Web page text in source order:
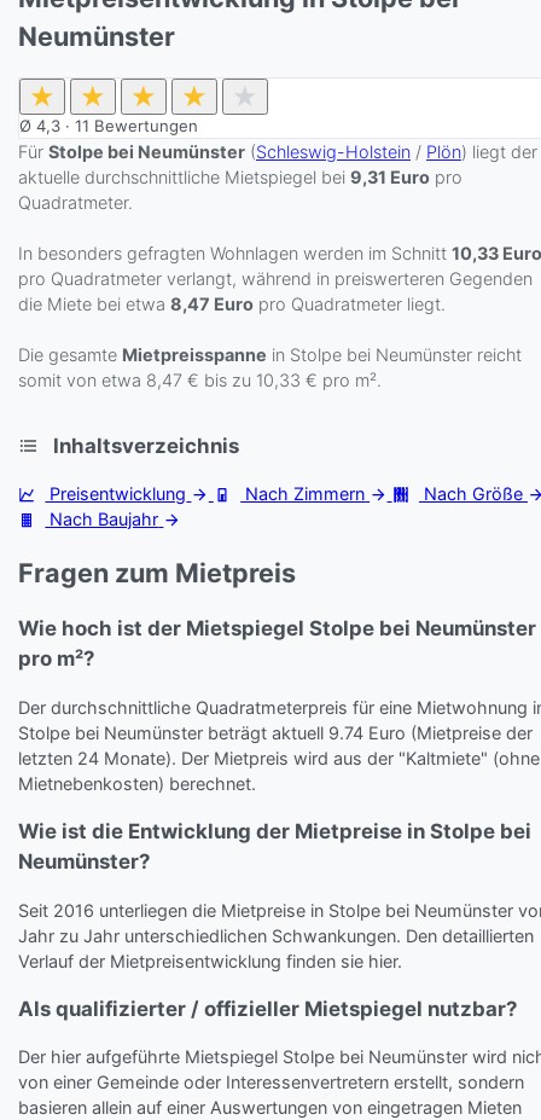
Neumünster
★ ★ ★ ★ ★
Ø 4,3 · 11 Bewertungen
Für Stolpe bei Neumünster (Schleswig-Holstein / Plön) liegt der
aktuelle durchschnittliche Mietspiegel bei 9,31 Euro pro
Quadratmeter.
In besonders gefragten Wohnlagen werden im Schnitt 10,33 Euro
pro Quadratmeter verlangt, während in preiswerteren Gegenden
die Miete bei etwa 8,47 Euro pro Quadratmeter liegt.
Die gesamte Mietpreisspanne in Stolpe bei Neumünster reicht
somit von etwa 8,47 € bis zu 10,33 € pro m².
Inhaltsverzeichnis
Preisentwicklung Nach Zimmern
Nach Größe
Nach Baujahr
Fragen zum Mietpreis
Wie hoch ist der Mietspiegel Stolpe bei Neumünster
pro m²?
Der durchschnittliche Quadratmeterpreis für eine Mietwohnung
Stolpe bei Neumünster beträgt aktuell 9.74 Euro (Mietpreise der
letzten 24 Monate). Der Mietpreis wird aus der "Kaltmiete" (ohne
Mietnebenkosten) berechnet.
Wie ist die Entwicklung der Mietpreise in Stolpe bei
Neumünster?
Seit 2016 unterliegen die Mietpreise in Stolpe bei Neumünster
Jahr zu Jahr unterschiedlichen Schwankungen. Den detaillierten
Verlauf der Mietpreisentwicklung finden sie hier.
Als qualifizierter / offizieller Mietspiegel nutzbar?
Der hier aufgeführte Mietspiegel Stolpe bei Neumünster wird
von einer Gemeinde oder Interessenvertretern erstellt, sondern
basieren allein auf einer Auswertungen von eingetragen Mieten